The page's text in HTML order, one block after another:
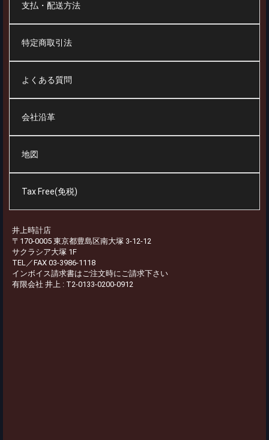
支払・配送方法
特定商取引法
よくある質問
会社沿革
地図
Tax Free(免税)
井上時計店
〒170-0005 東京都豊島区南大塚 3-12-12
サクラシア大塚 1F
TEL／FAX 03-3986-1118
インボイス請求書はご注文時にご請求下さい
有限会社 井上 : T2-0133-0200-0912